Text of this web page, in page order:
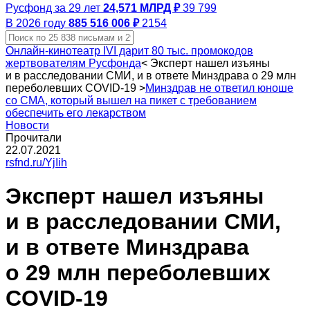
Русфонд за 29 лет 24,571 МЛРД ₽ 39 799
В 2026 году 885 516 006 ₽ 2154
Онлайн-кинотеатр IVI дарит 80 тыс. промокодов
жертвователям Русфонда< Эксперт нашел изъяны
и в расследовании СМИ, и в ответе Минздрава о 29 млн
переболевших COVID-19 >Минздрав не ответил юноше
со СМА, который вышел на пикет с требованием
обеспечить его лекарством
Новости
Прочитали
22.07.2021
rsfnd.ru/YjIih
Эксперт нашел изъяны
и в расследовании СМИ,
и в ответе Минздрава
о 29 млн переболевших
COVID-19